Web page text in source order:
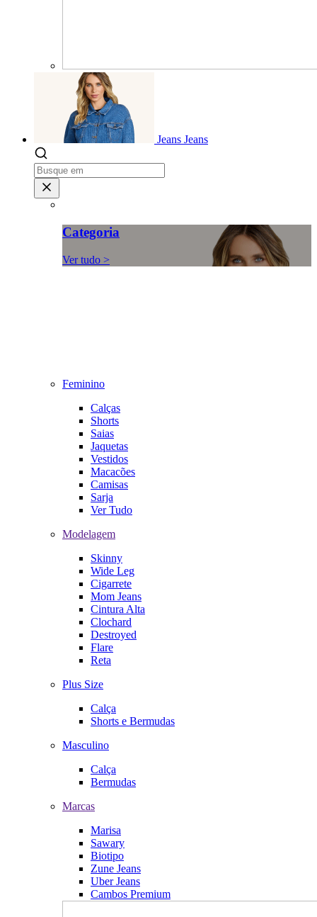
Jeans Jeans
Categoria
Ver tudo >
Feminino
Calças
Shorts
Saias
Jaquetas
Vestidos
Macacões
Camisas
Sarja
Ver Tudo
Modelagem
Skinny
Wide Leg
Cigarrete
Mom Jeans
Cintura Alta
Clochard
Destroyed
Flare
Reta
Plus Size
Calça
Shorts e Bermudas
Masculino
Calça
Bermudas
Marcas
Marisa
Sawary
Biotipo
Zune Jeans
Uber Jeans
Cambos Premium